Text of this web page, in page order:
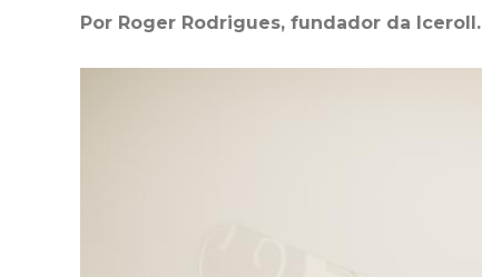
Por Roger Rodrigues, fundador da Iceroll.